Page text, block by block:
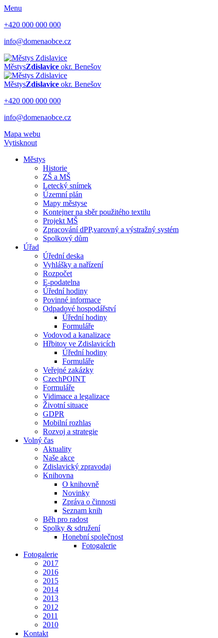
Menu
+420 000 000 000
info@domenaobce.cz
MěstysZdislavice okr. Benešov
MěstysZdislavice okr. Benešov
+420 000 000 000
info@domenaobce.cz
Mapa webu
Vytisknout
Městys
Historie
ZŠ a MŠ
Letecký snímek
Územní plán
Mapy městyse
Kontejner na sběr použitého textilu
Projekt MŠ
Zpracování dPP,varovný a výstražný systém
Spolkový dům
Úřad
Úřední deska
Vyhlášky a nařízení
Rozpočet
E-podatelna
Úřední hodiny
Povinné informace
Odpadové hospodářství
Úřední hodiny
Formuláře
Vodovod a kanalizace
Hřbitov ve Zdislavicích
Úřední hodiny
Formuláře
Veřejné zakázky
CzechPOINT
Formuláře
Vidimace a legalizace
Životní situace
GDPR
Mobilní rozhlas
Rozvoj a strategie
Volný čas
Aktuality
Naše akce
Zdislavický zpravodaj
Knihovna
O knihovně
Novinky
Zpráva o činnosti
Seznam knih
Běh pro radost
Spolky & sdružení
Honební společnost
Fotogalerie
Fotogalerie
2017
2016
2015
2014
2013
2012
2011
2010
Kontakt